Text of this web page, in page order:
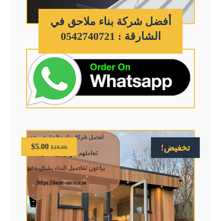
أفضل شركة بناء ملاحق في
الشارقة : 0542740721
تخفيض! $10.00
$5.00